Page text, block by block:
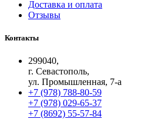
Доставка и оплата
Отзывы
Контакты
299040,
г. Севастополь,
ул. Промышленная, 7-а
+7 (978) 788-80-59
+7 (978) 029-65-37
+7 (8692) 55-57-84